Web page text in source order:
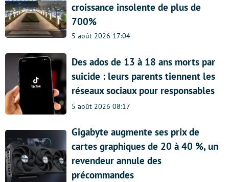
croissance insolente de plus de
700%
5 août 2026 17:04
Des ados de 13 à 18 ans morts par
suicide : leurs parents tiennent les
réseaux sociaux pour responsables
5 août 2026 08:17
Gigabyte augmente ses prix de
cartes graphiques de 20 à 40 %, un
revendeur annule des
précommandes